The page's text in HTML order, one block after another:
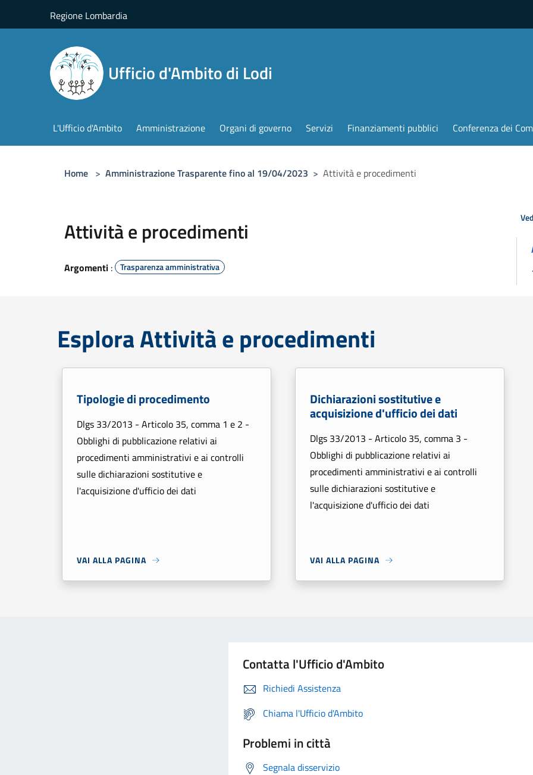
Regione Lombardia
Ufficio d'Ambito di Lodi
L'Ufficio d'Ambito Amministrazione Organi di governo Servizi Finanziamenti pubblici Conferenza dei
Home > Amministrazione Trasparente fino al 19/04/2023 > Attività e procedimenti
Attività e procedimenti
Argomenti : Trasparenza amministrativa
Esplora Attività e procedimenti
Tipologie di procedimento
Dlgs 33/2013 - Articolo 35, comma 1 e 2 -
Obblighi di pubblicazione relativi ai
procedimenti amministrativi e ai controlli
sulle dichiarazioni sostitutive e
l'acquisizione d'ufficio dei dati
VAI ALLA PAGINA
Dichiarazioni sostitutive e
acquisizione d'ufficio dei dati
Dlgs 33/2013 - Articolo 35, comma 3 -
Obblighi di pubblicazione relativi ai
procedimenti amministrativi e ai controlli
sulle dichiarazioni sostitutive e
l'acquisizione d'ufficio dei dati
VAI ALLA PAGINA
Contatta l'Ufficio d'Ambito
Richiedi Assistenza
Chiama l'Ufficio d'Ambito
Problemi in città
Segnala disservizio